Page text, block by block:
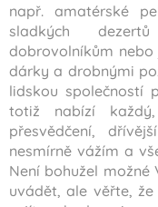
např. amatérské
sladkých
dobrovolníkům
dárky a drobnými
lidskou společností
totiž nabízí
přesvědčení,
nesmírně vážím a
Není bohužel
uvádět, ale věřte,